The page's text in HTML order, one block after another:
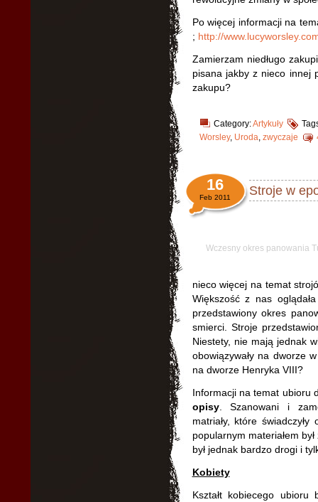
Po więcej informacji na
; http://
Zamierzam niedługo
pisana jakby z nieco innej
zakupu?
Category:Artykuły
Worsley, Uroda, zwyczaje
Stroje w
16
Feb 2011
Wczesny okres panowania
nieco więcej na temat
Większość z nas
przedstawiony okres
smierci. Stroje
Niestety, nie mają jednak
obowiązywały na dworze
na dworze Henryka VIII?
Informacji na temat ubioru
opisy. Szanowani i
matriały, które
popularnym materiałem
był jednak bardzo drogi i
Kobiety
Kształt kobiecego